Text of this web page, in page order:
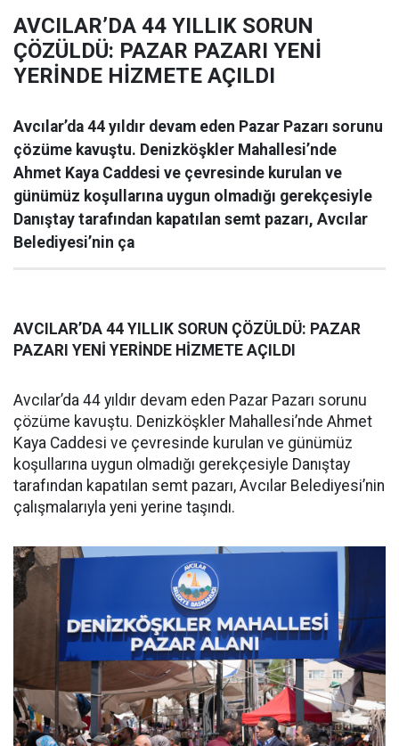
AVCILAR’DA 44 YILLIK SORUN
ÇÖZÜLDÜ: PAZAR PAZARI YENİ
YERİNDE HİZMETE AÇILDI
Avcılar’da 44 yıldır devam eden Pazar Pazarı sorunu
çözüme kavuştu. Denizköşkler Mahallesi’nde
Ahmet Kaya Caddesi ve çevresinde kurulan ve
günümüz koşullarına uygun olmadığı gerekçesiyle
Danıştay tarafından kapatılan semt pazarı, Avcılar
Belediyesi’nin ça
AVCILAR’DA 44 YILLIK SORUN ÇÖZÜLDÜ: PAZAR
PAZARI YENİ YERİNDE HİZMETE AÇILDI
Avcılar’da 44 yıldır devam eden Pazar Pazarı sorunu
çözüme kavuştu. Denizköşkler Mahallesi’nde Ahmet
Kaya Caddesi ve çevresinde kurulan ve günümüz
koşullarına uygun olmadığı gerekçesiyle Danıştay
tarafından kapatılan semt pazarı, Avcılar Belediyesi’nin
çalışmalarıyla yeni yerine taşındı.